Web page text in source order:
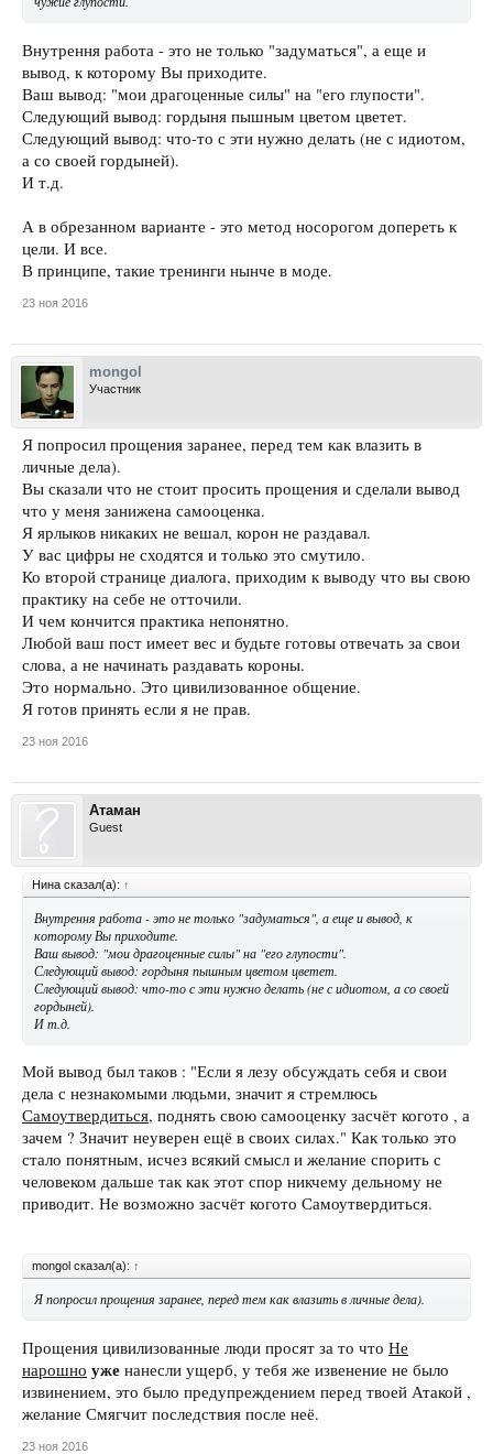
Внутрення работа - это не только "задуматься", а еще и
вывод, к которому Вы приходите.
Ваш вывод: "мои драгоценные силы" на "его глупости".
Следующий вывод: гордыня пышным цветом цветет.
Следующий вывод: что-то с эти нужно делать (не с идиотом,
а со своей гордыней).
И т.д.
А в обрезанном варианте - это метод носорогом допереть к
цели. И все.
В принципе, такие тренинги нынче в моде.
23 ноя 2016
mongol
Участник
Я попросил прощения заранее, перед тем как влазить в
личные дела).
Вы сказали что не стоит просить прощения и сделали вывод
что у меня занижена самооценка.
Я ярлыков никаких не вешал, корон не раздавал.
У вас цифры не сходятся и только это смутило.
Ко второй странице диалога, приходим к выводу что вы свою
практику на себе не отточили.
И чем кончится практика непонятно.
Любой ваш пост имеет вес и будьте готовы отвечать за свои
слова, а не начинать раздавать короны.
Это нормально. Это цивилизованное общение.
Я готов принять если я не прав.
23 ноя 2016
Атаман
Guest
Нина сказал(а): ↑
Внутрення работа - это не только "задуматься", а еще и вывод, к
которому Вы приходите.
Ваш вывод: "мои драгоценные силы" на "его глупости".
Следующий вывод: гордыня пышным цветом цветет.
Следующий вывод: что-то с эти нужно делать (не с идиотом, а со своей
гордыней).
И т.д.
Мой вывод был таков : "Если я лезу обсуждать себя и свои
дела с незнакомыми людьми, значит я стремлюсь
Самоутвердиться, поднять свою самооценку засчёт когото , а
зачем ? Значит неуверен ещё в своих силах." Как только это
стало понятным, исчез всякий смысл и желание спорить с
человеком дальше так как этот спор никчему дельному не
приводит. Не возможно засчёт когото Самоутвердиться.
mongol сказал(а): ↑
Я попросил прощения заранее, перед тем как влазить в личные дела).
Прощения цивилизованные люди просят за то что Не
нарошно уже нанесли ущерб, у тебя же извенение не было
извинением, это было предупреждением перед твоей Атакой ,
желание Смягчит последствия после неё.
23 ноя 2016